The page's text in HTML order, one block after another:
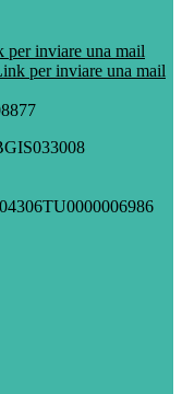
per inviare una mail
per inviare una mail